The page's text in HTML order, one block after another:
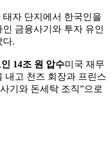
자 단지에서 한국인을
금융사기와 투자 유인
다.
14조 원 압수미국 재무
내고 천즈 회장과 프린스
기와 돈세탁 조직”으로